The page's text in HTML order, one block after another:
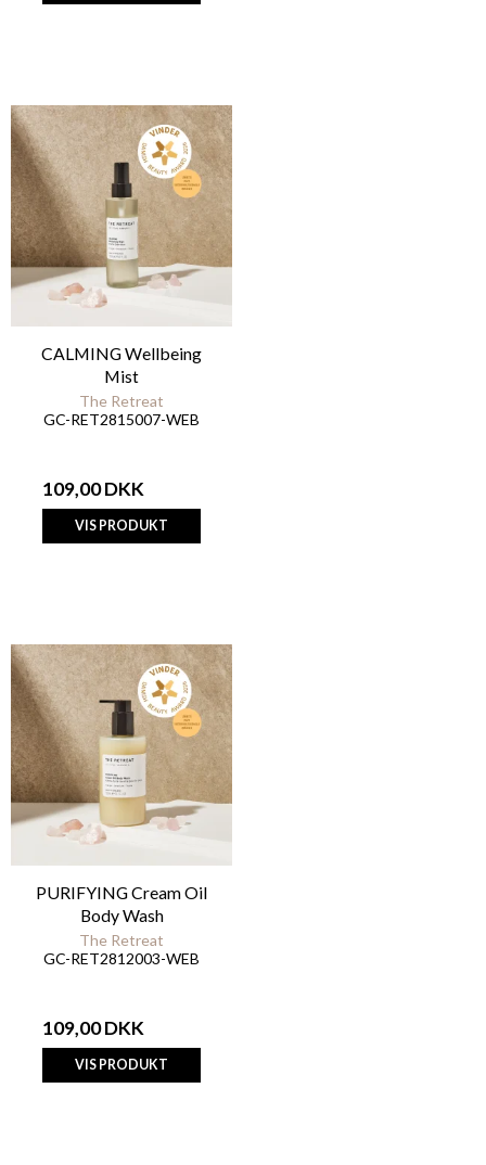
CALMING Wellbeing
Mist
The Retreat
GC-RET2815007-WEB
109,00 DKK
VIS PRODUKT
PURIFYING Cream Oil
Body Wash
The Retreat
GC-RET2812003-WEB
109,00 DKK
VIS PRODUKT